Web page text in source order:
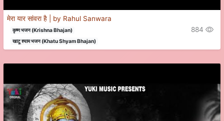
मेरा यार सांवरा है | by Rahul Sanwara
कृष्ण भजन (Krishna Bhajan)
खाटू श्याम भजन (Khatu Shyam Bhajan)
884